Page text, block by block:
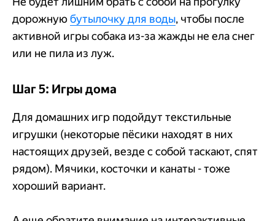
дорожнуюбутылочку для воды, чтобы после
активной игры собака из-за жажды не ела снег
или не пила из луж.
Шаг 5: Игры дома
Для домашних игр подойдут текстильные
игрушки (некоторые пёсики находят в них
настоящих друзей, везде с собой таскают, спят
рядом). Мячики, косточки и канаты - тоже
хороший вариант.